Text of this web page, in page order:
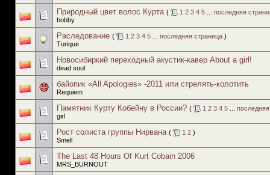
Природный цвет волос Курта ( 1 2 3 4 5
последняя
bobby
Раследование ( 1 2 3 4 5 последняя страница )
Turique
Новосибиркий переходный акустик-кавер About a girl!
dead soul
байопик «All Apologies» -2011 или стрелять-колотить
Requiem
Памятник Курту Кобейну в России? ( 1 2 3 4 5
girl
Рост солиста группы Нирвана ( 1 2 )
Smell
The Last 48 Hours Of Kurt Cobain 2006
MRS_BURNOUT